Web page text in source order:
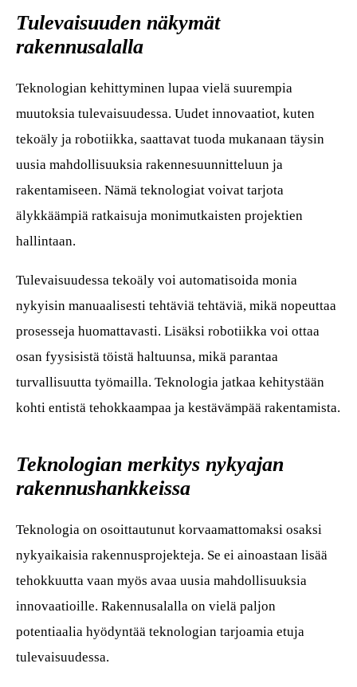
Tulevaisuuden näkymät
rakennusalalla
Teknologian kehittyminen lupaa vielä suurempia
muutoksia tulevaisuudessa. Uudet innovaatiot, kuten
tekoäly ja robotiikka, saattavat tuoda mukanaan täysin
uusia mahdollisuuksia rakennesuunnitteluun ja
rakentamiseen. Nämä teknologiat voivat tarjota
älykkäämpiä ratkaisuja monimutkaisten projektien
hallintaan.
Tulevaisuudessa tekoäly voi automatisoida monia
nykyisin manuaalisesti tehtäviä tehtäviä, mikä nopeuttaa
prosesseja huomattavasti. Lisäksi robotiikka voi ottaa
osan fyysisistä töistä haltuunsa, mikä parantaa
turvallisuutta työmailla. Teknologia jatkaa kehitystään
kohti entistä tehokkaampaa ja kestävämpää rakentamista.
Teknologian merkitys nykyajan
rakennushankkeissa
Teknologia on osoittautunut korvaamattomaksi osaksi
nykyaikaisia rakennusprojekteja. Se ei ainoastaan lisää
tehokkuutta vaan myös avaa uusia mahdollisuuksia
innovaatioille. Rakennusalalla on vielä paljon
potentiaalia hyödyntää teknologian tarjoamia etuja
tulevaisuudessa.